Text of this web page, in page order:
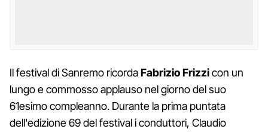
Il festival di Sanremo ricordaFabrizio Frizzicon un
lungo e commosso applauso nel giorno del suo
61esimo compleanno. Durante la prima puntata
dell'edizione 69 del festival i conduttori, Claudio